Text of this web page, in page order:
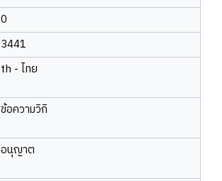
0
3441
th - ไทย
ข้อความวิกิ
อนุญาต